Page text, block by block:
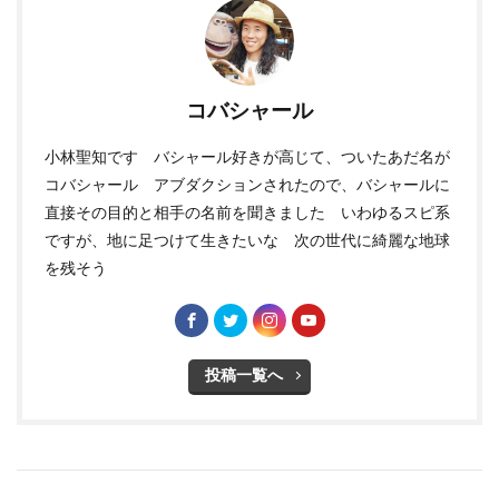
コバシャール
小林聖知です バシャール好きが高じて、ついたあだ名が
コバシャール アブダクションされたので、バシャールに
直接その目的と相手の名前を聞きました いわゆるスピ系
ですが、地に足つけて生きたいな 次の世代に綺麗な地球
を残そう
投稿一覧へ